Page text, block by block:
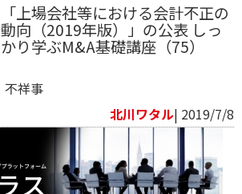
「上場会社等における会計不正の
動向（2019年版）」の公表 しっ
かり学ぶM&A基礎講座（75）
不祥事
北川ワタル| 2019/7/8